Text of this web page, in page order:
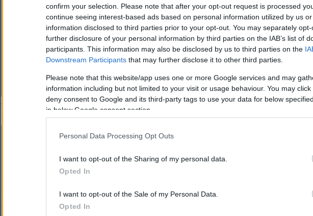
confirm your selection. Please note that after your opt-out request is processed
continue seeing interest-based ads based on personal information utilized by us
information disclosed to third parties prior to your opt-out. You may separately
further disclosure of your personal information by third parties on the IAB’s list of
participants. This information may also be disclosed by us to third parties on the
Downstream Participants that may further disclose it to other third parties.
Please note that this website/app uses one or more Google services and may
information including but not limited to your visit or usage behaviour. You may
deny consent to Google and its third-party tags to use your data for below
in below Google consent section.
Personal Data Processing Opt Outs
I want to opt-out of the Sharing of my personal data.
Opted In
I want to opt-out of the Sale of my Personal Data.
Opted In
Όσα βλέπουν τα παιδιά μέσα από τη VR μάσκα